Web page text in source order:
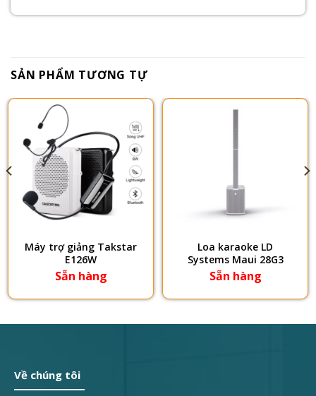
SẢN PHẨM TƯƠNG TỰ
Máy trợ giảng Takstar
E126W
Sẵn hàng
Loa karaoke LD
Systems Maui 28G3
Sẵn hàng
Về chúng tôi